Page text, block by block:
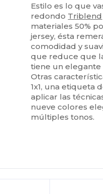
Estilo es lo que
redondo Triblend
materiales 50%
jersey, ésta
comodidad y
que reduce que
tiene un elegante
Otras
1x1, una etiqueta
aplicar las
nueve colores
múltiples tonos.